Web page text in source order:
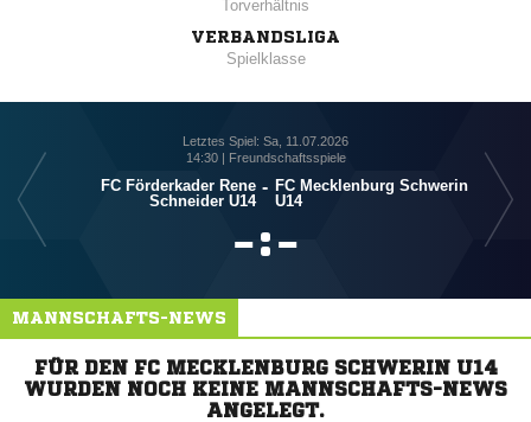
Torverhältnis
VERBANDSLIGA
Spielklasse
Letztes Spiel: Sa, 11.07.2026
14:30 | Freundschaftsspiele
FC Förderkader Rene
Schneider U14
- FC Mecklenburg Schwerin
U14
:
MANNSCHAFTS-NEWS
FÜR DEN FC MECKLENBURG SCHWERIN U14
WURDEN NOCH KEINE MANNSCHAFTS-NEWS
ANGELEGT.